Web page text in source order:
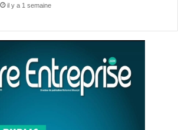
il y a 1 semaine